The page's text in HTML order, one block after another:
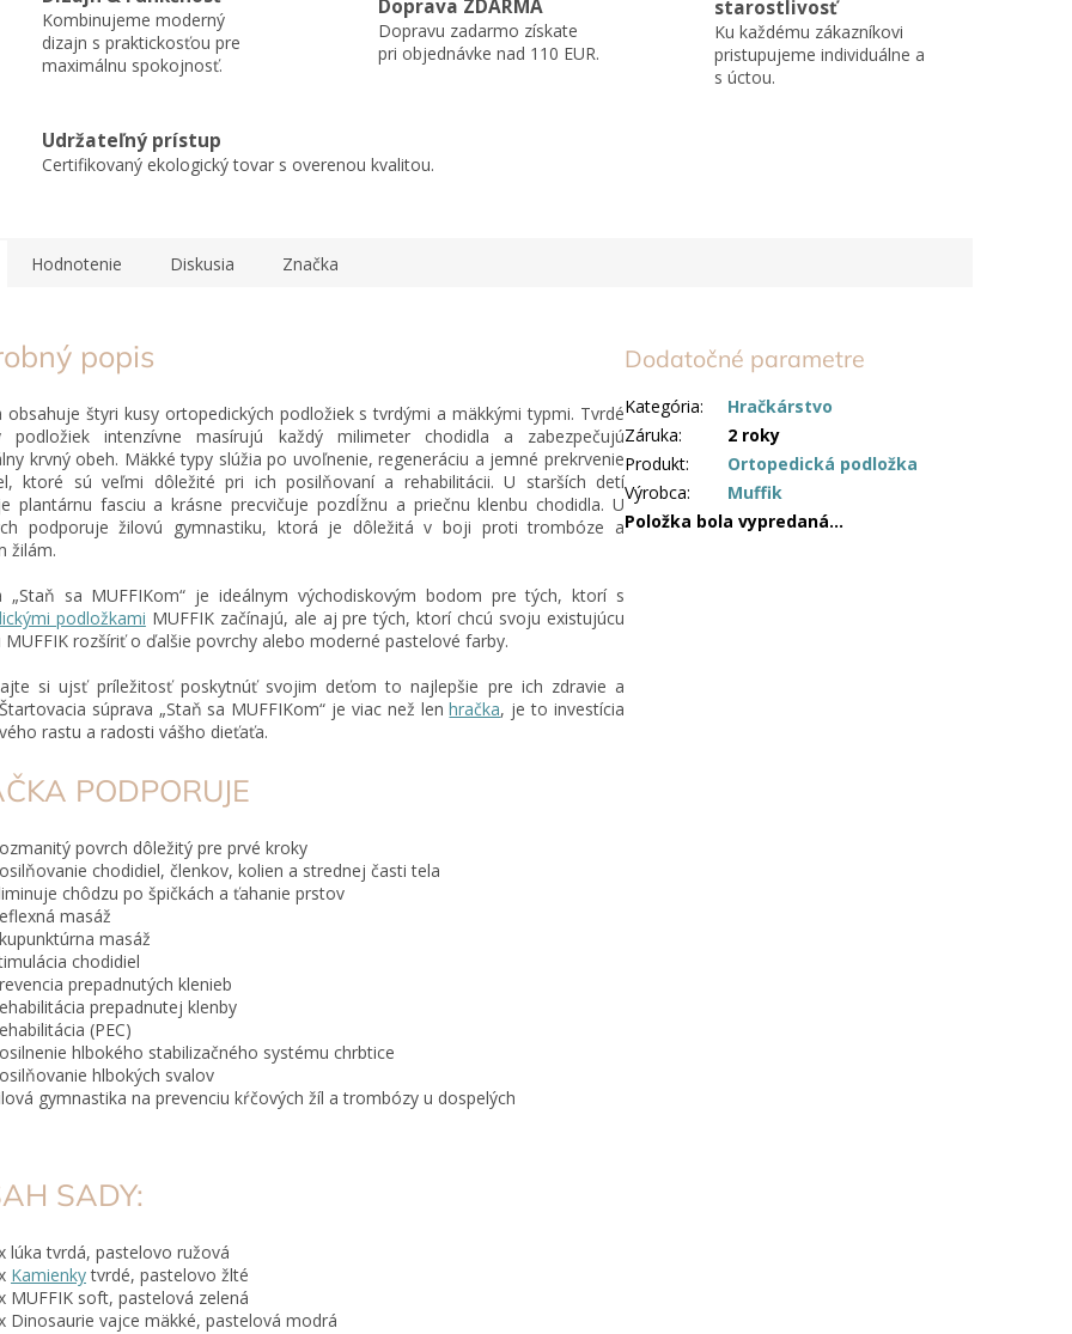
Kombinujeme moderný
dizajn s praktickosťou pre
maximálnu spokojnosť.
Doprava ZDARMA
Dopravu zadarmo získate
pri objednávke nad 110 EUR.
starostlivosť
Ku každému zákazníkovi
pristupujeme individuálne a
s úctou.
Udržateľný prístup
Certifikovaný ekologický tovar s overenou kvalitou.
Hodnotenie Diskusia Značka
popis
obsahuje štyri kusy ortopedických podložiek s tvrdými a mäkkými typmi. Tvrdé
podložiek intenzívne masírujú každý milimeter chodidla a zabezpečujú
krvný obeh. Mäkké typy slúžia po uvoľnenie, regeneráciu a jemné prekrvenie
ktoré sú veľmi dôležité pri ich posilňovaní a rehabilitácii. U starších detí
plantárnu fasciu a krásne precvičuje pozdĺžnu a priečnu klenbu chodidla. U
podporuje žilovú gymnastiku, ktorá je dôležitá v boji proti trombóze a
žilám.
„Staň sa MUFFIKom“ je ideálnym východiskovým bodom pre tých, ktorí s
podložkami MUFFIK začínajú, ale aj pre tých, ktorí chcú svoju existujúcu
MUFFIK rozšíriť o ďalšie povrchy alebo moderné pastelové farby.
si ujsť príležitosť poskytnúť svojim deťom to najlepšie pre ich zdravie a
súprava „Staň sa MUFFIKom“ je viac než lenhračka, je to investícia
rastu a radosti vášho dieťaťa.
PODPORUJE
povrch dôležitý pre prvé kroky
chodidiel, členkov, kolien a strednej časti tela
chôdzu po špičkách a ťahanie prstov
masáž
masáž
chodidiel
prepadnutých klenieb
prepadnutej klenby
(PEC)
hlbokého stabilizačného systému chrbtice
hlbokých svalov
gymnastika na prevenciu kŕčových žíl a trombózy u dospelých
SADY:
lúka tvrdá, pastelovo ružová
Kamienkytvrdé, pastelovo žlté
MUFFIK soft, pastelová zelená
Dinosaurie vajce mäkké, pastelová modrá
Dodatočné parametre
Kategória:
Hračkárstvo
Záruka:
2 roky
Produkt:
Ortopedická podložka
Výrobca:
Muffik
Položka bola vypredaná…